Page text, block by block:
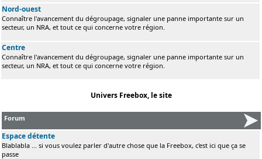
Nord-ouest
Connaître l'avancement du dégroupage, signaler une panne importante sur un
secteur, un NRA, et tout ce qui concerne votre région.
Centre
Connaître l'avancement du dégroupage, signaler une panne importante sur un
secteur, un NRA, et tout ce qui concerne votre région.
Univers Freebox, le site
Forum
Espace détente
Blablabla ... si vous voulez parler d'autre chose que la Freebox, c'est ici que ça se
passe